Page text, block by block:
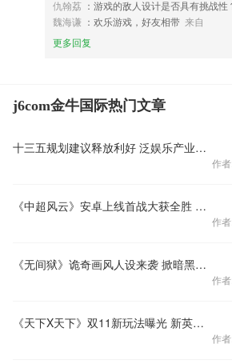
仇翰荔 ：游戏的敌人设计是否具有挑战性
魏海谦 ：欢乐游戏，好友相带 来自
更多回复
j6com金牛国际热门文章
十三五规划建议释放利好 泛娱乐产业蕴含巨大动能
作
《中超风云》安卓上线首战大获全胜 为恒大亚冠助威！
作
《无间狱》诡奇画风人设来袭 掀暗黑武侠狂潮
作
《天下X天下》双11新玩法曝光 新英雄王子剑圣登场
作